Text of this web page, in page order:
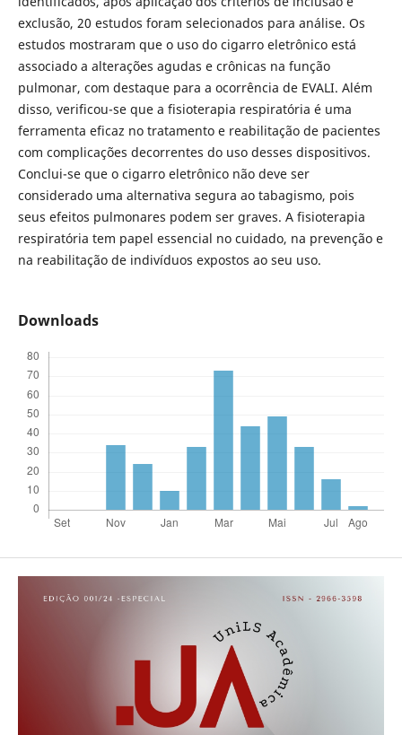
exclusão, 20 estudos foram selecionados para análise. Os
estudos mostraram que o uso do cigarro eletrônico está
associado a alterações agudas e crônicas na função
pulmonar, com destaque para a ocorrência de EVALI. Além
disso, verificou-se que a fisioterapia respiratória é uma
ferramenta eficaz no tratamento e reabilitação de pacientes
com complicações decorrentes do uso desses dispositivos.
Conclui-se que o cigarro eletrônico não deve ser
considerado uma alternativa segura ao tabagismo, pois
seus efeitos pulmonares podem ser graves. A fisioterapia
respiratória tem papel essencial no cuidado, na prevenção e
na reabilitação de indivíduos expostos ao seu uso.
Downloads